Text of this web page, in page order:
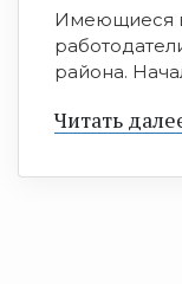
Имеющиеся
района.
Читать